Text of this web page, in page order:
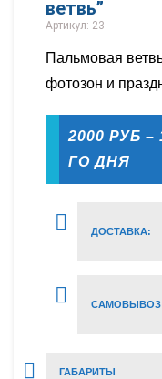
ветвь”
Артикул: 23
Пальмовая
фотозон и
2000 РУБ
ГО ДНЯ
ДОСТАВКА:
ГАБАРИТЫ